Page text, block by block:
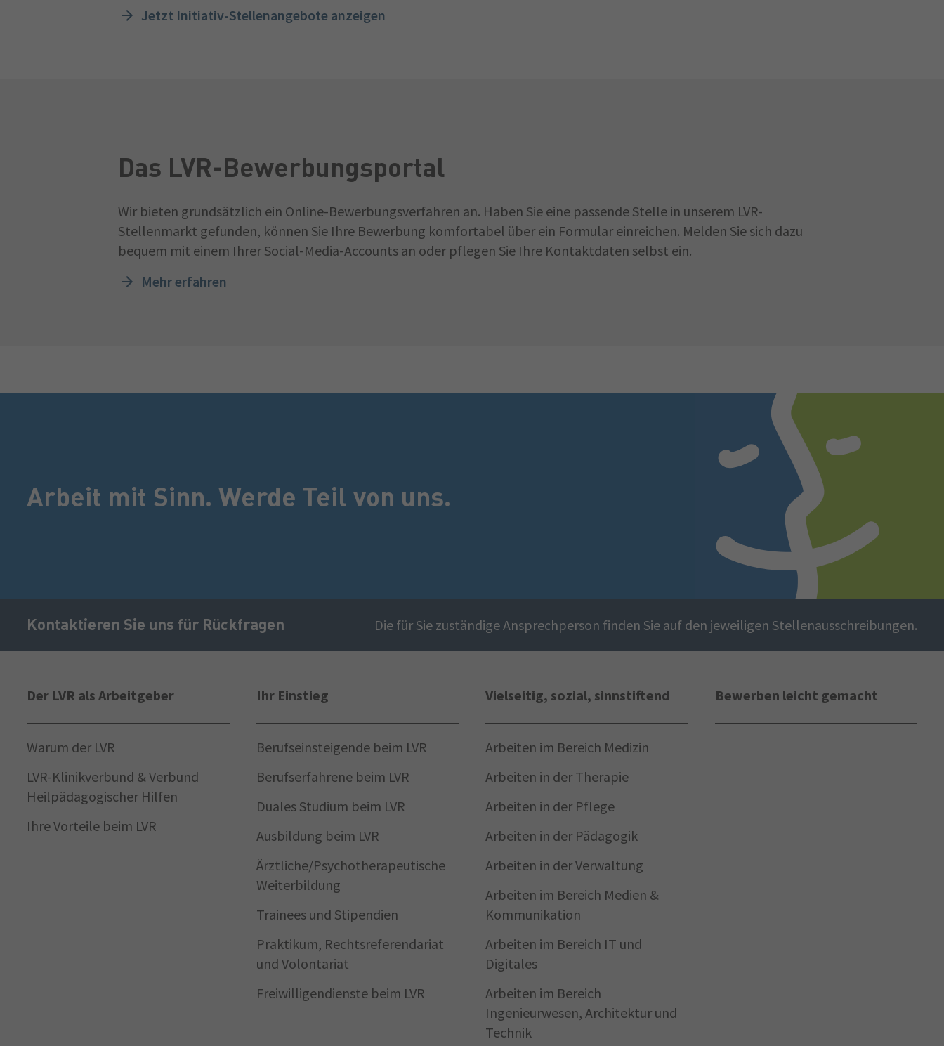
Jetzt Initiativ-Stellenangebote anzeigen
Das LVR-Bewerbungsportal
Wir bieten grundsätzlich ein Online-Bewerbungsverfahren an. Haben Sie eine passende Stelle in unserem LVR-
Stellenmarkt gefunden, können Sie Ihre Bewerbung komfortabel über ein Formular einreichen. Melden Sie sich dazu
bequem mit einem Ihrer Social-Media-Accounts an oder pflegen Sie Ihre Kontaktdaten selbst ein.
Mehr erfahren
Fußzeile
Schnellmenü
Arbeit mit Sinn. Werde Teil von uns.
Kontaktieren Sie uns für Rückfragen Die für Sie zuständige Ansprechperson finden Sie auf den jeweiligen Stellenausschreibungen.
Navigation
Der LVR als Arbeitgeber
Warum der LVR
LVR-Klinikverbund & Verbund
Heilpädagogischer Hilfen
Ihre Vorteile beim LVR
Ihr Einstieg
Berufseinsteigende beim LVR
Berufserfahrene beim LVR
Duales Studium beim LVR
Ausbildung beim LVR
Ärztliche/Psycho­therapeutische
Weiterbildung
Trainees und Stipendien
Praktikum, Rechtsreferendariat
und Volontariat
Freiwilligendienste beim LVR
Vielseitig, sozial, sinnstiftend
Arbeiten im Bereich Medizin
Arbeiten in der Therapie
Arbeiten in der Pflege
Arbeiten in der Pädagogik
Arbeiten in der Verwaltung
Arbeiten im Bereich Medien &
Kommunikation
Arbeiten im Bereich IT und
Digitales
Arbeiten im Bereich
Ingenieurwesen, Architektur und
Technik
Bewerben leicht gemacht